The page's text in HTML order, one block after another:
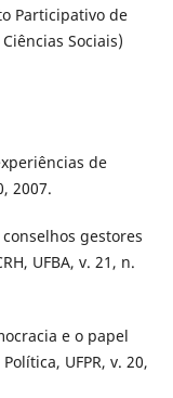
Participativo de
Sociais)
de
2007.
conselhos gestores
UFBA, v. 21, n.
e o papel
UFPR, v. 20,